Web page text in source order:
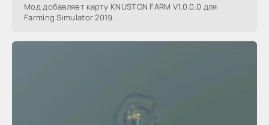
Мод добавляет карту KNUSTON FARM V1.0.0.0 для
Farming Simulator 2019.